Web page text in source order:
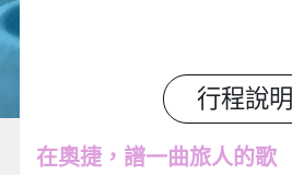
行程說明
在奧捷，譜一曲旅人的歌